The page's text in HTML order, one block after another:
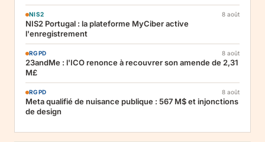
NIS2 8 août
NIS2 Portugal : la plateforme MyCiber active
l'enregistrement
RGPD 8 août
23andMe : l'ICO renonce à recouvrer son amende de 2,31
M£
RGPD 8 août
Meta qualifié de nuisance publique : 567 M$ et injonctions
de design